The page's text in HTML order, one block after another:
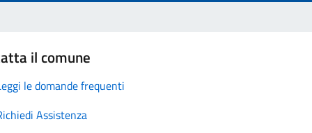
il comune
le domande frequenti
Assistenza